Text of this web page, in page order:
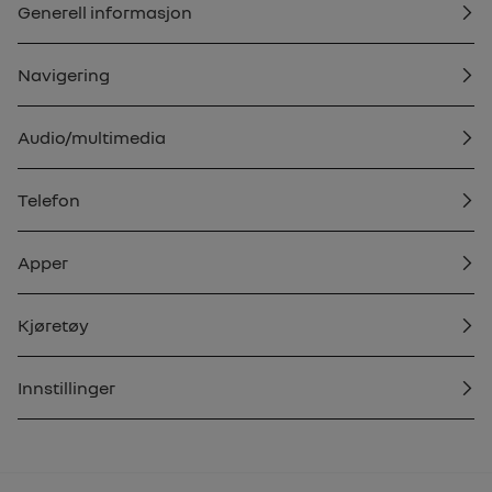
Generell informasjon
Navigering
Audio/multimedia
Telefon
Apper
Kjøretøy
Innstillinger